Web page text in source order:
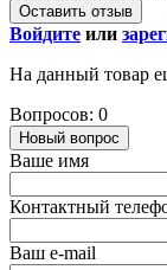
Оставить отзыв
Войдите или
На данный товар
Вопросов: 0
Новый вопрос
Ваше имя
Контактный
Ваш e-mail